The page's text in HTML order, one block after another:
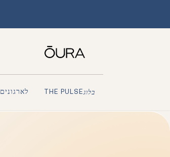
בלוגTHE PULSE לארגונים